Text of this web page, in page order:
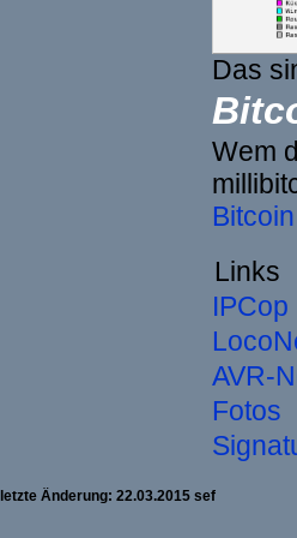
Das
Wem
Links
IPCop
AVR-
Fotos
letzte Änderung: 22.03.2015 sef